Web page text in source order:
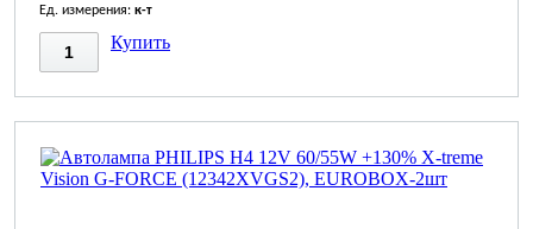
Ед. измерения: к-т
Купить